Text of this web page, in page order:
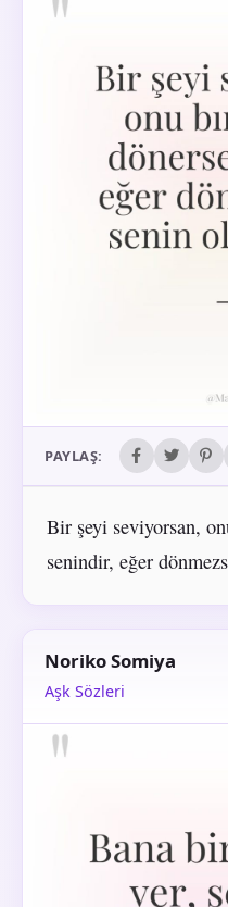
PAYLAŞ:
Bir şeyi seviyorsan,
senindir, eğer
Noriko Somiya
Aşk Sözleri